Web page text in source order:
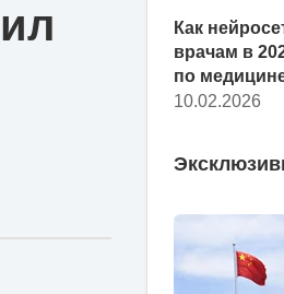
Как
врачам в
по
10.02.2026